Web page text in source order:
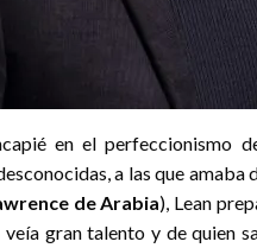
en el
a las que amaba
de Arabia), Lean
veía gran talento y de quien